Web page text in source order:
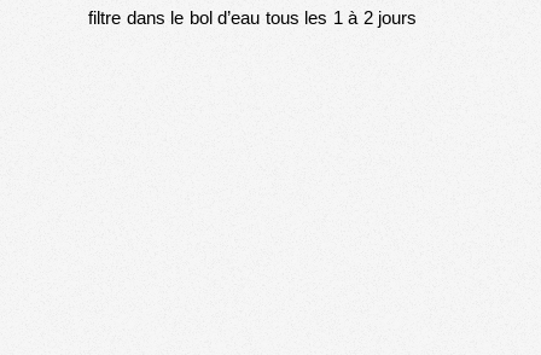
filtre dans le bol d’eau tous les 1 à 2 jours